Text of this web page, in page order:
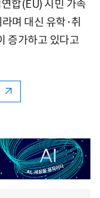
합(EU) 시민 가족
며 대신 유학·취
증가하고 있다고